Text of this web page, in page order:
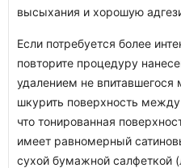
высыхания и хорошую
Если потребуется более
повторите процедуру
удалением не впитавшегося
шкурить поверхность
что тонированная
имеет равномерный
сухой бумажной салфеткой